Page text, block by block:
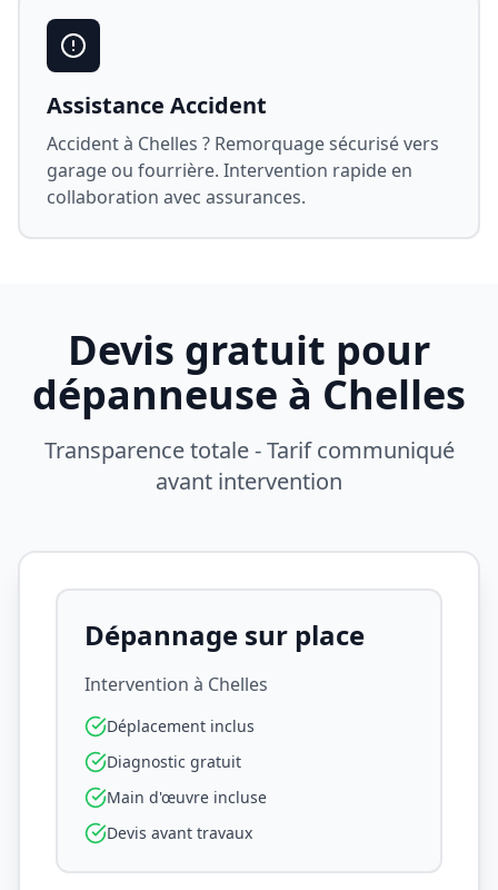
Assistance Accident
Accident à Chelles ? Remorquage sécurisé vers
garage ou fourrière. Intervention rapide en
collaboration avec assurances.
Devis gratuit pour
dépanneuse à Chelles
Transparence totale - Tarif communiqué
avant intervention
Dépannage sur place
Intervention à Chelles
Déplacement inclus
Diagnostic gratuit
Main d'œuvre incluse
Devis avant travaux